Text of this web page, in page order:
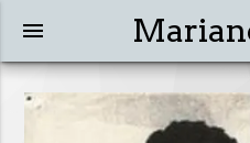
menu